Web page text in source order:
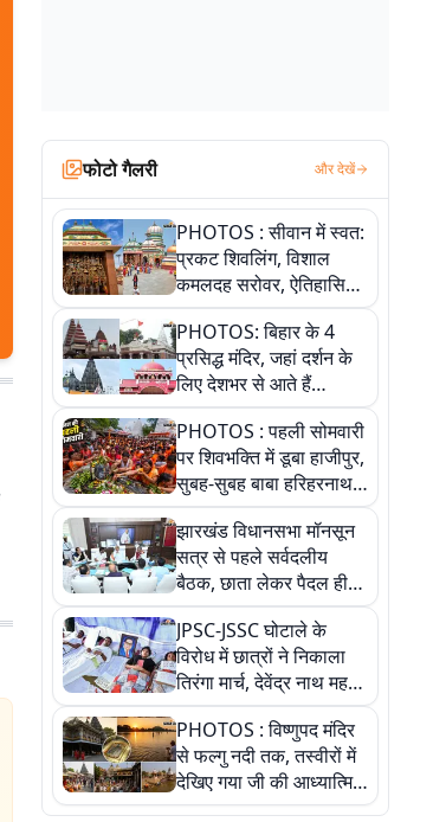
फोटो गैलरी और देखें
PHOTOS : सीवान में स्वत:
प्रकट शिवलिंग, विशाल
कमलदह सरोवर, ऐतिहासिक
महेंद्रनाथ मंदिर और घंटाघर
की कहानी, तस्वीरों में देखिए
PHOTOS: बिहार के 4
प्रसिद्ध मंदिर, जहां दर्शन के
लिए देशभर से आते हैं
श्रद्धालु, जानिए इनकी
खासियत
PHOTOS : पहली सोमवारी
पर शिवभक्ति में डूबा हाजीपुर,
सुबह-सुबह बाबा हरिहरनाथ
मंदिर पहुंचे तेजस्वी, 10
तस्वीरों में देखें नजारा
झारखंड विधानसभा मॉनसून
सत्र से पहले सर्वदलीय
बैठक, छाता लेकर पैदल ही
सत्ता पक्ष की मीटिंग में पहुंचे
सीएम, देखें तस्वीरें
JPSC-JSSC घोटाले के
विरोध में छात्रों ने निकाला
तिरंगा मार्च, देवेंद्र नाथ महतो
ने किया जल ग्रहण, देखें
तस्वीरें
PHOTOS : विष्णुपद मंदिर
से फल्गु नदी तक, तस्वीरों में
देखिए गया जी की आध्यात्मिक
पहचान